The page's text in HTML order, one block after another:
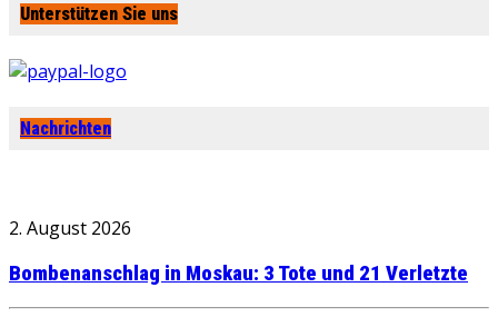
Unterstützen Sie uns
Nachrichten
2. August 2026
Bombenanschlag in Moskau: 3 Tote und 21 Verletzte